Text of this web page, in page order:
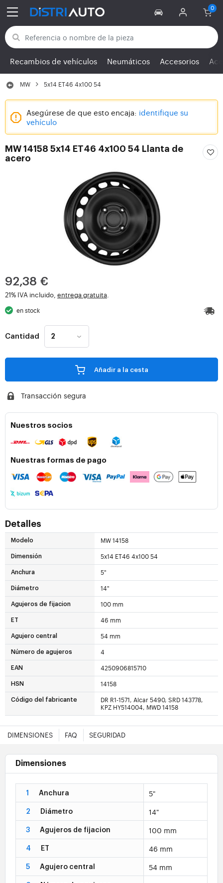
Volver a las categorías
Recambios de vehículos Neumáticos Accesorios
MW 5x14 ET46 4x100 54
Asegúrese de que esto encaja: identifique su
vehículo
MW 14158 5x14 ET46 4x100 54 Llanta de
acero
92,38 €
21% IVA incluido, entrega gratuita
en stock
Cantidad
Añadir a la cesta
Transacción segura
Nuestros socios
Nuestras formas de pago
Detalles
Modelo MW 14158
Dimensión 5x14 ET46 4x100 54
Anchura 5"
Diámetro 14"
Agujeros de fijacion 100 mm
ET 46 mm
Agujero central 54 mm
Número de agujeros 4
EAN 4250906815710
HSN 14158
Código del fabricante
DR R1-1571, Alcar 5490, SRD 143778,
KPZ HY514004, MWD 14158
DIMENSIONES FAQ SEGURIDAD
Dimensiones
1 Anchura 5"
2 Diámetro 14"
3 Agujeros de fijacion 100 mm
4 ET 46 mm
5 Agujero central 54 mm